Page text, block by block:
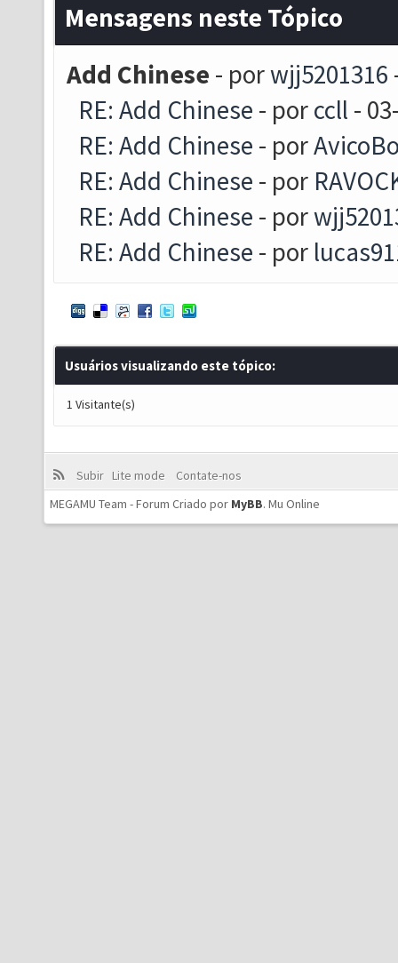
Mensagens neste Tópico
Add Chinese - porwjj5201316
RE: Add Chinese - porccll -
RE: Add Chinese - por
RE: Add Chinese - por
RE: Add Chinese - por
RE: Add Chinese - por
Usuários visualizando este tópico:
1 Visitante(s)
Subir Lite mode
Contate-nos
MEGAMU Team - Forum Criado por MyBB. Mu Online